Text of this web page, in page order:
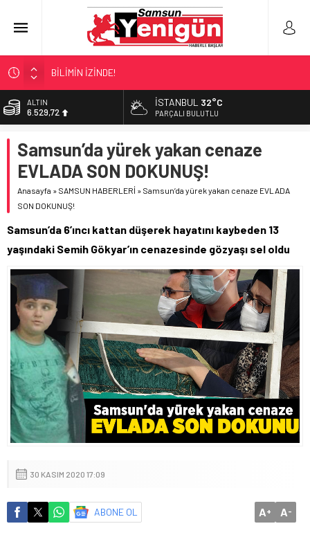
BİLİMİN İZİNDE!
TIR’A ‘ZEHİR’ BASKINI!
FECİ SON!
SAMSUN YANACAK!
ALTIN
6.529,72
13.703,13
DOLAR
47,5844
EURO
İSTANBUL 32°C
PARÇALI BULUTLU
Samsun’da yürek yakan cenaze
EVLADA SON DOKUNUŞ!
Anasayfa » SAMSUN HABERLERİ » Samsun’da yürek yakan cenaze EVLADA
SON DOKUNUŞ!
Samsun’da 6’ıncı kattan düşerek hayatını kaybeden 13
yaşındaki Semih Gökyar’ın cenazesinde gözyaşı sel oldu
30 KASIM 2020 17:09
ABONE OL A+ A-